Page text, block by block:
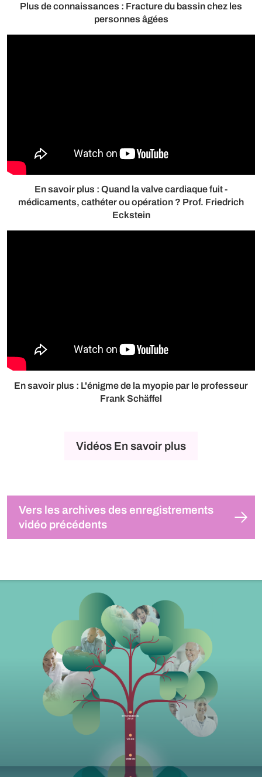
Plus de connaissances : Fracture du bassin chez les
personnes âgées
En savoir plus : Quand la valve cardiaque fuit -
médicaments, cathéter ou opération ? Prof. Friedrich
Eckstein
En savoir plus : L'énigme de la myopie par le professeur
Frank Schäffel
Vidéos En savoir plus
Vers les archives des enregistrements
vidéo précédents